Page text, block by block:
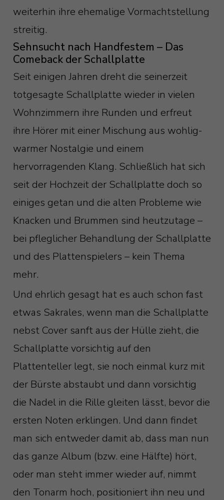
weiterhin ihre ehemalige Vormachtstellung
streitig.
Sehnsucht nach Handfestem – Das
Comeback der Schallplatte
Seit einigen Jahren dreht die seinerzeit
totgesagte Schallplatte wieder in vielen
Wohnzimmern ihre Runden und erfreut
ihre Hörer mit einer Mischung aus wohlig-
warmer Nostalgie und einem
hervorragenden Klang. Schließlich hat sich
seit der Hochzeit der Schallplatte doch so
einiges getan und die alten Probleme wie
Knacken und Brummen sind heutzutage –
bei pfleglicher Behandlung der Schallplatte
und des Plattenspielers – kein Thema
mehr.
Und ehrlich gesagt hat es auch schon fast
etwas Sakrales, wenn man die Schallplatte
nebst Cover sanft aus der Hülle zieht, die
Schallplatte vorsichtig auf den
Plattenteller legt, sie noch einmal kurz mit
der Bürste abstaubt und dann vorsichtig
die Nadel in die Rille gleiten lässt, bevor die
ersten Noten erklingen. Und dann findet
man sich entweder damit ab, dass man nun
das ganze Album (bzw. eine Hälfte) hört,
oder man steht immer wieder auf, nimmt
den Tonarm hoch, positioniert ihn neu und